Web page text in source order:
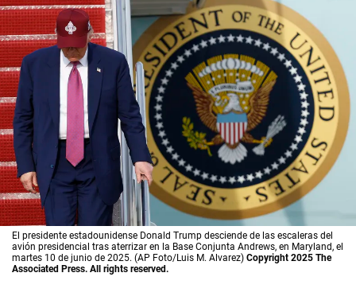
El presidente estadounidense Donald Trump desciende de las escaleras del
avión presidencial tras aterrizar en la Base Conjunta Andrews, en Maryland, el
martes 10 de junio de 2025. (AP Foto/Luis M. Alvarez) Copyright 2025 The
Associated Press. All rights reserved.